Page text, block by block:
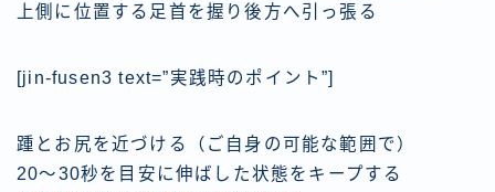
上側に位置する足首を握り後方へ引っ張る
[jin-fusen3 text=”実践時のポイント”]
踵とお尻を近づける（ご自身の可能な範囲で）
20〜30秒を目安に伸ばした状態をキープする